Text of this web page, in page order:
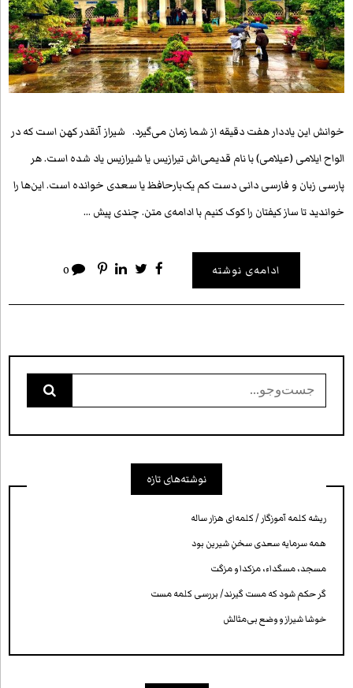
خوانش این یاددار هفت دقیقه از شما زمان می‌گیرد. شیراز آنقدر کهن است که در
الواح ایلامی (عیلامی) با نام قدیمی‌اش تیرازیس یا شیرازیس یاد شده است. هر
پارسی زبان و فارسی دانی دست‌ کم یک‌بارحافظ یا سعدی خوانده است. این‌ها را
خواندید تا ساز کیفتان را کوک کنیم با ادامه‌ی متن. چندی پیش …
ادامه‌ی نوشته 0
برای:
نوشته‌های تازه
ریشه کلمه آموزگار / کلمه‌ای هزار ساله
همه سرمایه‌ سعدی سخنِ شیرین بود
مسجد، مسگداء، مزکدا و مزگت
گر حکم شود که مست گیرند/ بررسی کلمه‌ مست
خوشا شیراز و وضع بی‌مثالش